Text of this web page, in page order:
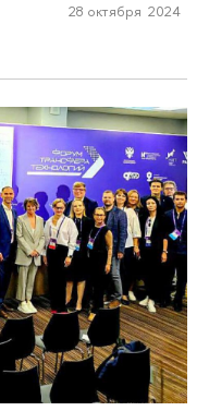
28 октября 2024